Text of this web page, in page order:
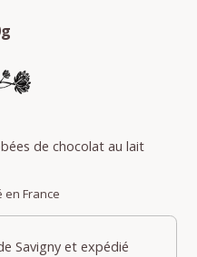
de chocolat au lait
en France
Savigny et expédié